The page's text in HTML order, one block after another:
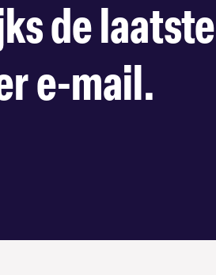
de laatste
e-mail.